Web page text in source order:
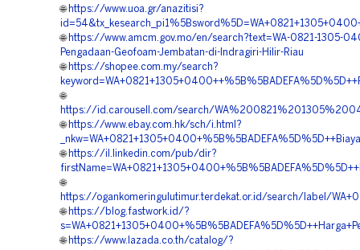
🌐 https://www.uoa.gr/anazitisi?
🌐 https://www.amcm.gov.mo/en/search?text=WA-0821-1305-
Pengadaan-Geofoam-Jembatan-di-Indragiri-Hilir-Riau
🌐 https://shopee.com.my/search?
🌐
https://id.carousell.com/search/
🌐 https://www.ebay.com.hk/sch/i.html?
🌐 https://il.linkedin.com/pub/dir?
🌐
https://ogankomeringulutimur.terdekat.or.id/search/label/
🌐 https://blog.fastwork.id/?
🌐 https://www.lazada.co.th/catalog/?